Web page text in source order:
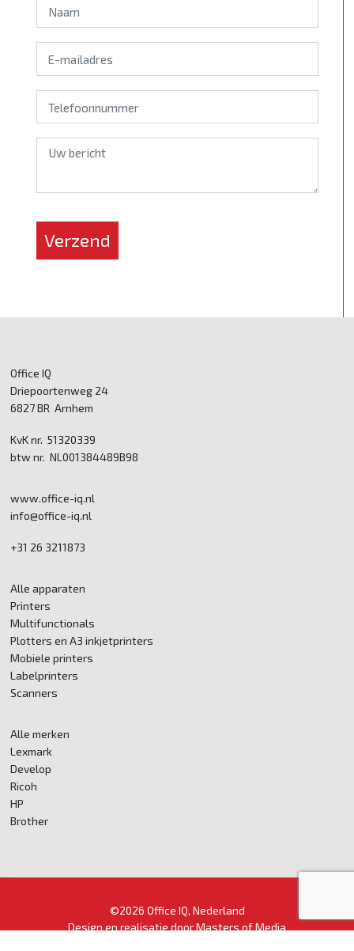
Verzend
Office IQ
Driepoortenweg 24
6827 BR Arnhem
KvK nr. 51320339
btw nr. NL001384489B98
www.office-iq.nl
info@office-iq.nl
+31 26 3211873
Alle apparaten
Printers
Multifunctionals
Plotters en A3 inkjetprinters
Mobiele printers
Labelprinters
Scanners
Alle merken
Lexmark
Develop
Ricoh
HP
Brother
©2026 Office IQ, Nederland
Design en realisatie doorMasters of Media